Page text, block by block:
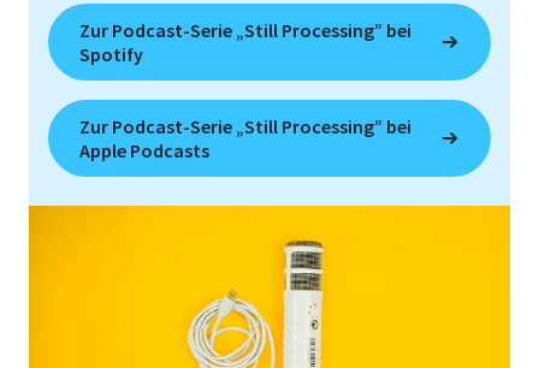
Zur Podcast-Serie „Still Processing” bei
Spotify
Zur Podcast-Serie „Still Processing” bei
Apple Podcasts